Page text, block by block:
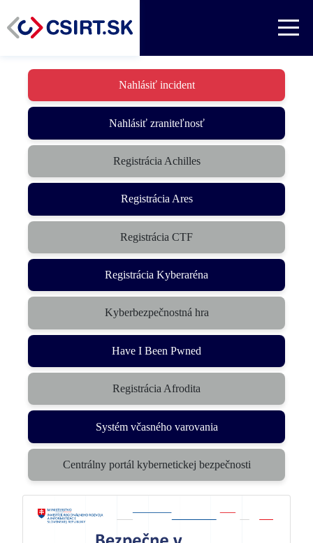
Nahlásiť incident
Nahlásiť zraniteľnosť
Registrácia Achilles
Registrácia Ares
Registrácia CTF
(otvorí sa v novom okne)
Registrácia Kyberaréna
Kyberbezpečnostná hra
(otvorí sa v novom okne)
Have I Been Pwned
Registrácia Afrodita
Systém včasného varovania
(otvorí sa v novom okne)
Centrálny portál kybernetickej bezpečnosti
(otvorí sa v novom okne)